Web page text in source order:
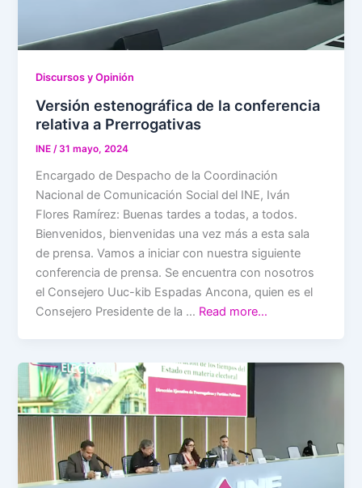
Discursos y Opinión
Versión estenográfica de la conferencia
relativa a Prerrogativas
INE/31 mayo, 2024
Encargado de Despacho de la Coordinación
Nacional de Comunicación Social del INE, Iván
Flores Ramírez: Buenas tardes a todas, a todos.
Bienvenidos, bienvenidas una vez más a esta sala
de prensa. Vamos a iniciar con nuestra siguiente
conferencia de prensa. Se encuentra con nosotros
el Consejero Uuc-kib Espadas Ancona, quien es el
Consejero Presidente de la … Read more…